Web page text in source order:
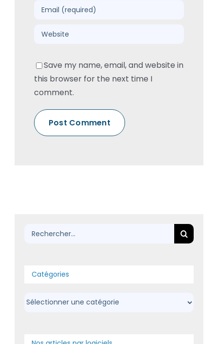
Save my name, email, and website in
this browser for the next time I
comment.
Rechercher:
Catégories
Catégories